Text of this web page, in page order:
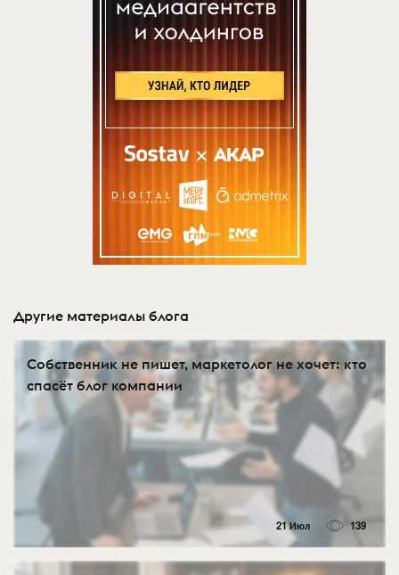
Другие материалы блога
Собственник не пишет, маркетолог не хочет: кто
спасёт блог компании
21 Июл 139